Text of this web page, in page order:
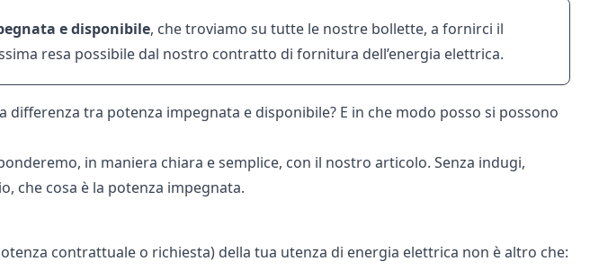
e disponibile, che troviamo su tutte le nostre bollette, a fornirci il
resa possibile dal nostro contratto di fornitura dell’energia elettrica.
differenza tra potenza impegnata e disponibile? E in che modo posso si possono
in maniera chiara e semplice, con il nostro articolo. Senza indugi,
che cosa è la potenza impegnata.
contrattuale o richiesta) della tua utenza di energia elettrica non è altro che: